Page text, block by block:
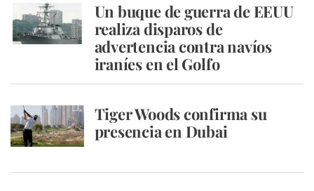
Un buque de guerra de EEUU
realiza disparos de
advertencia contra navíos
iraníes en el Golfo
Tiger Woods confirma su
presencia en Dubai